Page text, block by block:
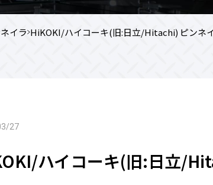
イラ HiKOKI/ハイコーキ(旧:日立/Hitachi) ピンネ
27
ハイコーキ(旧:日立/